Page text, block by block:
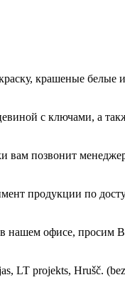
крашеные белые
с ключами, а
вам позвонит
продукции по
офисе, просим
LT projekts, Hrušč.